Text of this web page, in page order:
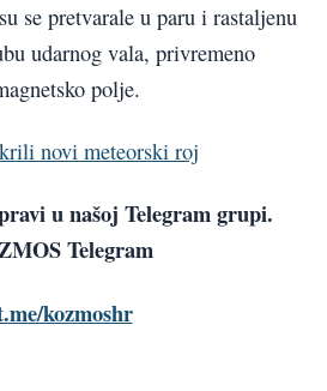
se pretvarale u paru i rastaljenu
udarnog vala, privremeno
polje.
novi meteorski roj
u našoj Telegram grupi.
Telegram
kozmoshr